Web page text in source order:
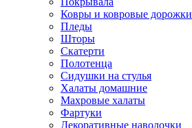
Ковры и ковровые дорожки
Пледы
Шторы
Скатерти
Полотенца
Сидушки на стулья
Халаты домашние
Махровые халаты
Фартуки
Декоративные наволочки